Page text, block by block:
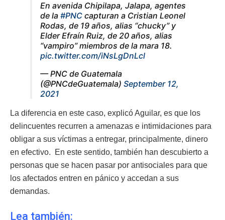
En avenida Chipilapa, Jalapa, agentes
de la #PNC capturan a Cristian Leonel
Rodas, de 19 años, alias “chucky” y
Elder Efraín Ruiz, de 20 años, alias
“vampiro” miembros de la mara 18.
pic.twitter.com/iNsLgDnLcl
— PNC de Guatemala
(@PNCdeGuatemala) September 12,
2021
La diferencia en este caso, explicó Aguilar, es que los
delincuentes recurren a amenazas e intimidaciones para
obligar a sus víctimas a entregar, principalmente, dinero
en efectivo. En este sentido, también han descubierto a
personas que se hacen pasar por antisociales para que
los afectados entren en pánico y accedan a sus
demandas.
Lea también: